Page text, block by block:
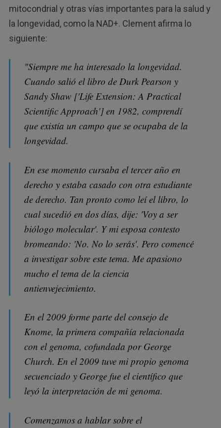
mitocondrial y otras vías importantes para la salud y
la longevidad, como la NAD+. Clement afirma lo
siguiente:
"Siempre me ha interesado la longevidad.
Cuando salió el libro de Durk Pearson y
Sandy Shaw ['Life Extension: A Practical
Scientific Approach'] en 1982, comprendí
que existía un campo que se ocupaba de la
longevidad.
En ese momento cursaba el tercer año en
derecho y estaba casado con otra estudiante
de derecho. Tan pronto como leí el libro, lo
cual sucedió en dos días, dije: 'Voy a ser
biólogo molecular'. Y mi esposa contesto
bromeando: 'No. No lo serás'. Pero comencé
a investigar sobre este tema. Me apasiono
mucho el tema de la ciencia
antienvejecimiento.
En el 2009 forme parte del consejo de
Knome, la primera compañía relacionada
con el genoma, cofundada por George
Church. En el 2009 tuve mi propio genoma
secuenciado y George fue el científico que
leyó la interpretación de mi genoma.
Comenzamos a hablar sobre el